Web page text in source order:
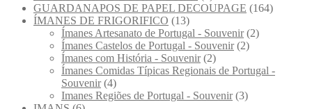
GUARDANAPOS DE PAPEL DECOUPAGE (164)
ÍMANES DE FRIGORIFICO (13)
Ímanes Artesanato de Portugal - Souvenir (2)
Ímanes Castelos de Portugal - Souvenir (2)
Ímanes com História - Souvenir (2)
Ímanes Comidas Típicas Regionais de Portugal -
Souvenir (4)
Imanes Regiões de Portugal - Souvenir (3)